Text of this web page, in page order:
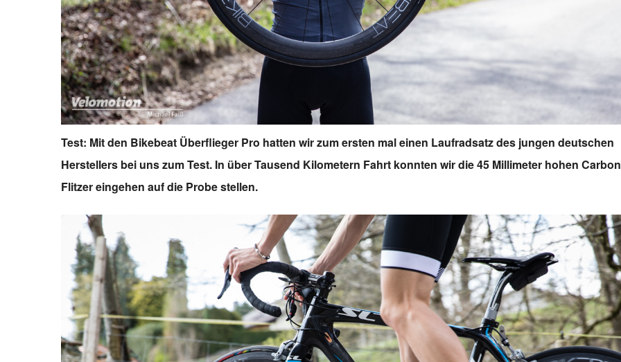
Test: Mit den Bikebeat Überflieger Pro hatten wir zum ersten mal einen Laufradsatz des jungen deutschen
Herstellers bei uns zum Test. In über Tausend Kilometern Fahrt konnten wir die 45 Millimeter hohen Carbon
Flitzer eingehen auf die Probe stellen.